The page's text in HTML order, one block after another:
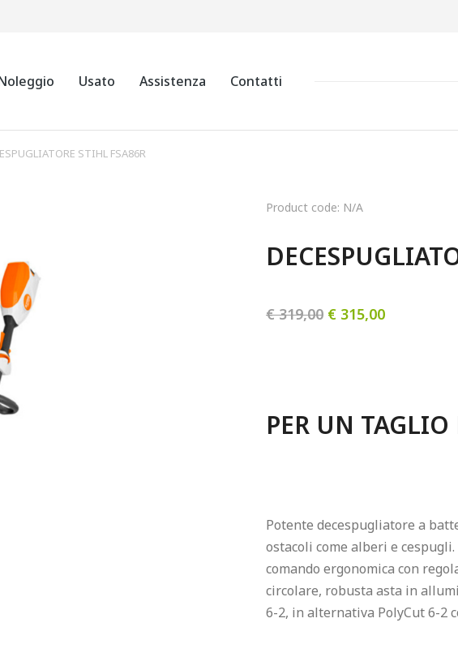
Usato Assistenza Contatti
STIHL FSA86R
Product code: N/A
€319,00 € 315,00
PER UN TAGLIO
Potente decespugliatore a
ostacoli come alberi e
comando ergonomica con
circolare, robusta asta in
6-2, in alternativa PolyCut 6-2